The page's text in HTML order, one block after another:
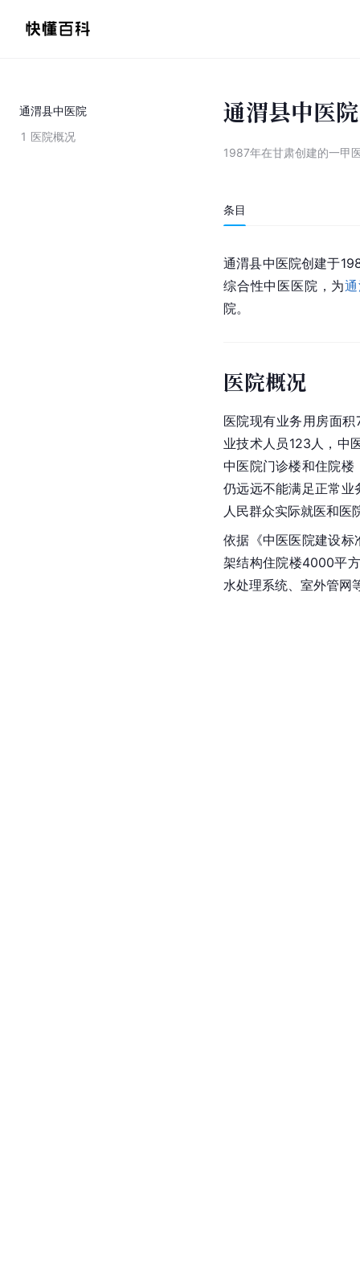
通渭县中医院
1 医院概况
通渭县中医院
1987年在甘肃创建的一甲
条目
通渭县中医院创建于
综合性中医医院，为
院。
医院概况
医院现有业务用房面
业技术人员123人，中
中医院门诊楼和住院楼
仍远远不能满足正常业
人民群众实际就医和医
依据《中医医院建设标
架结构住院楼4000平
水处理系统、室外管网